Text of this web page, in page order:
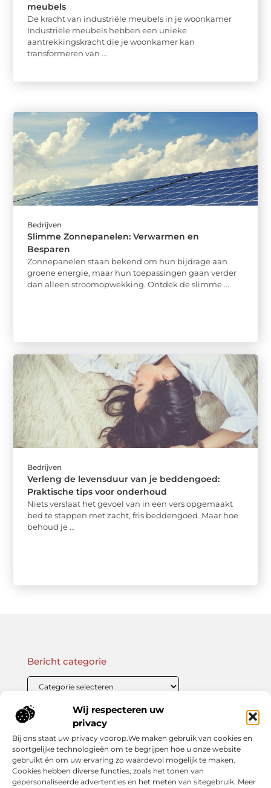
Wij respecteren uw
privacy
Bij ons staat uw privacy voorop.We maken gebruik van cookies en
soortgelijke technologieën om te begrijpen hoe u onze website
gebruikt én om uw ervaring zo waardevol mogelijk te maken.
Cookies hebben diverse functies, zoals het tonen van
gepersonaliseerde advertenties en het meten van sitegebruik. Meer
meubels
De kracht van industriële meubels in je woonkamer
Industriële meubels hebben een unieke
aantrekkingskracht die je woonkamer kan
transformeren van ...
Bedrijven
Slimme Zonnepanelen: Verwarmen en
Besparen
Zonnepanelen staan bekend om hun bijdrage aan
groene energie, maar hun toepassingen gaan verder
dan alleen stroomopwekking. Ontdek de slimme ...
Bedrijven
Verleng de levensduur van je beddengoed:
Praktische tips voor onderhoud
Niets verslaat het gevoel van in een vers opgemaakt
bed te stappen met zacht, fris beddengoed. Maar hoe
behoud je ...
Onze informatie
Bericht categorie